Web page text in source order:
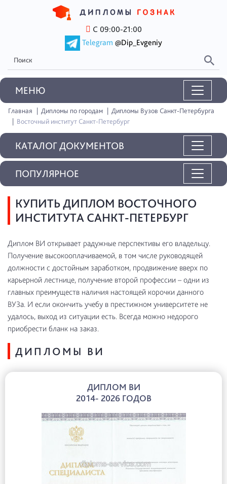
С 09:00-21:00
Telegram @Dip_Evgeniy
MEНЮ
Главная Дипломы по городам
Дипломы Вузов Санкт-Петербурга
Восточный институт Санкт-Петербург
КАТАЛОГ ДОКУМЕНТОВ
КУПИТЬ ДИПЛОМ ВОСТОЧНОГО
ИНСТИТУТА САНКТ-ПЕТЕРБУРГ
Диплом ВИ открывает радужные перспективы его владельцу.
Получение высокооплачиваемой, в том числе руководящей
должности с достойным заработком, продвижение вверх по
карьерной лестнице, получение второй профессии – одни из
главных преимуществ наличия настоящей корочки данного
ВУЗа. И если окончить учебу в престижном университете не
удалось, выход из ситуации есть. Всегда можно недорого
приобрести бланк на заказ.
ДИПЛОМЫ ВИ
ДИПЛОМ ВИ
2014- 2026 ГОДОВ
ПОПУЛЯРНОЕ